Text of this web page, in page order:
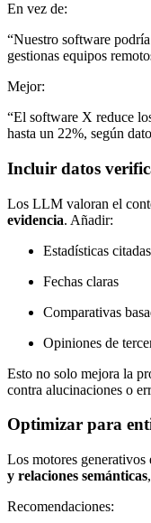
En vez de:
“Nuestro software
gestionas equipos
Mejor:
“El software X reduce
hasta un 22%, según
Incluir datos
Los LLM valoran el
evidencia. Añadir:
Estadísticas
Fechas claras
Comparativas
Opiniones de
Esto no solo mejora la
contra alucinaciones o
Optimizar para
Los motores generativos
y relaciones semánticas
Recomendaciones: